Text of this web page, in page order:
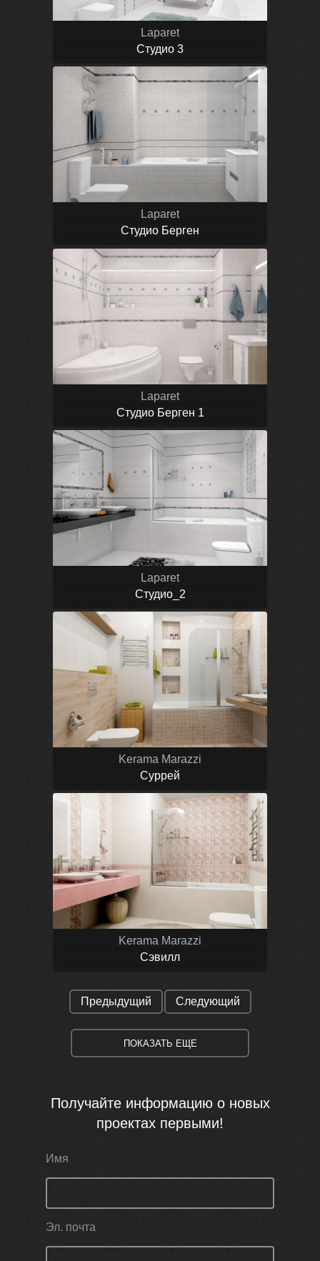
Laparet
Студио 3
Laparet
Студио Берген
Laparet
Студио Берген 1
Laparet
Студио_2
Kerama Marazzi
Суррей
Kerama Marazzi
Сэвилл
Предыдущий Следующий
ПОКАЗАТЬ ЕЩЕ
Получайте информацию о новых
проектах первыми!
Имя
Эл. почта